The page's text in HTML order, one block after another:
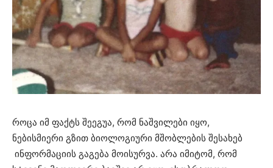
როცა იმ ფაქტს შეეგუა, რომ ნაშვილები იყო,
ნებისმიერი გზით ბიოლოგიური მშობლების შესახებ
ინფორმაციის გაგება მოისურვა. არა იმიტომ, რომ